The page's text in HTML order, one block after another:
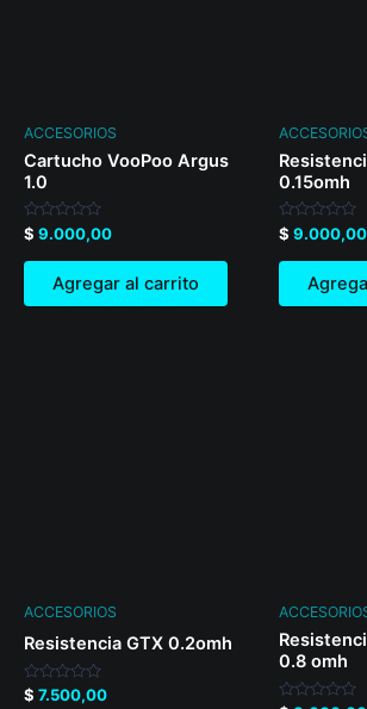
ACCESORIOS
Cartucho VooPoo Argus
1.0
Valorado
en
0
$ 9.000,00
Agregar al carrito
0.15omh
Valorado
en
0
$ 9.000,00
ACCESORIOS
Resistencia GTX 0.2omh
Valorado
$ 7.500,00
0.8 omh